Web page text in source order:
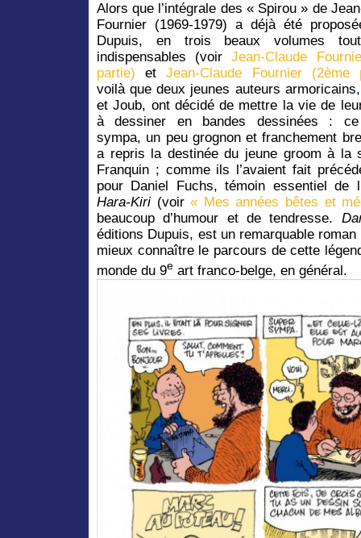
Alors que l’intégrale des « Spirou » de
Fournier (1969-1979) a déjà été
Dupuis, en trois beaux volumes
indispensables (voirJean-Claude
partie) etJean-Claude Fournier (2ème
voilà que deux jeunes auteurs
et Joub, ont décidé de mettre la vie de
à dessiner en bandes dessinées : ce
sympa, un peu grognon et franchement
a repris la destinée du jeune groom à la
Franquin ; comme ils l’avaient fait
pour Daniel Fuchs, témoin essentiel de
Hara-Kiri (voir« Mes années bêtes et
beaucoup d’humour et de tendresse.
éditions Dupuis, est un remarquable
mieux connaître le parcours de cette
monde du 9e art franco-belge, en général.